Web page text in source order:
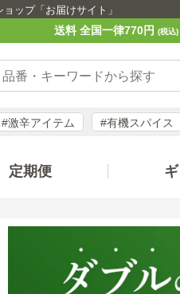
ップ「お届けサイト」
送料 全国一律770円 (税込)
#激辛アイテム #有機スパイス
定期便